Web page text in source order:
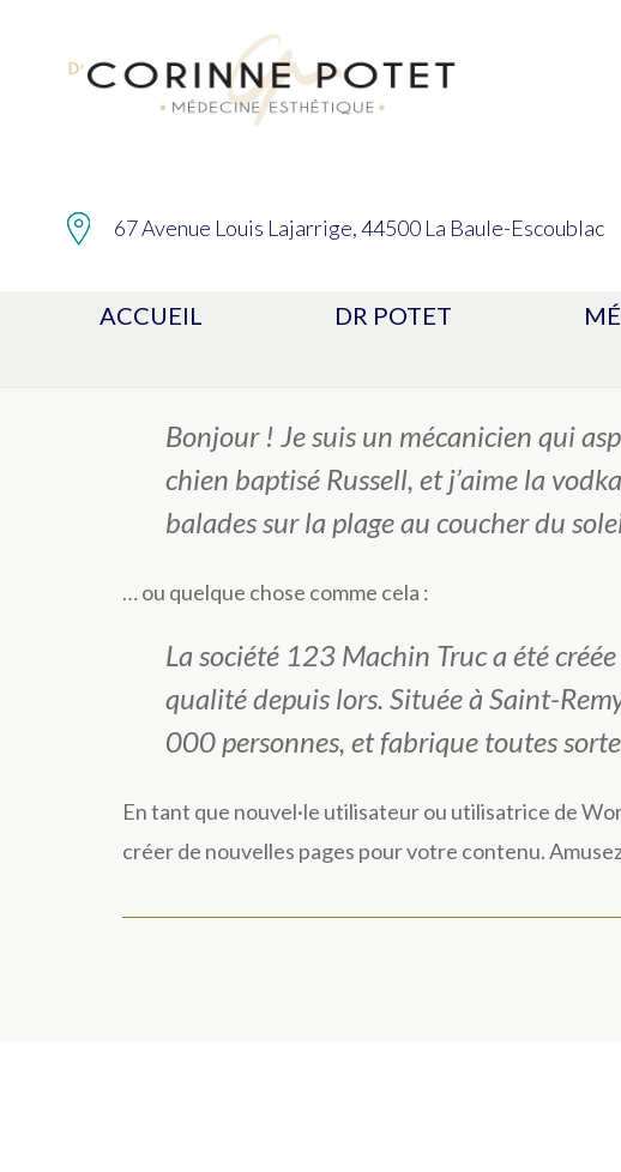
67 Avenue Louis Lajarrige, 44500 La Baule-Escoublac
ACCUEIL DR POTET
(dans la plupart des thèmes). La plupart des gens
Bonjour ! Je suis un mécanicien qui
chien baptisé Russell, et j’aime la
balades sur la plage au coucher du
… ou quelque chose comme cela :
La société 123 Machin Truc a été
qualité depuis lors. Située à Saint-
000 personnes, et fabrique toutes
En tant que nouvel·le utilisateur ou utilisatrice de
créer de nouvelles pages pour votre contenu.